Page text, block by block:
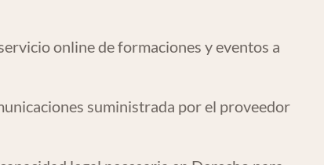
online de formaciones y eventos a
suministrada por el proveedor